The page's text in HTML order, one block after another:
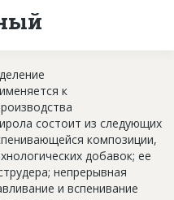
к
состоит из следующих
композиции,
добавок; ее
непрерывная
и вспенивание